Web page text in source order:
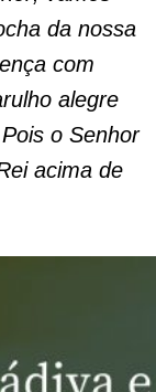
da nossa
com
alegre
o Senhor
acima de